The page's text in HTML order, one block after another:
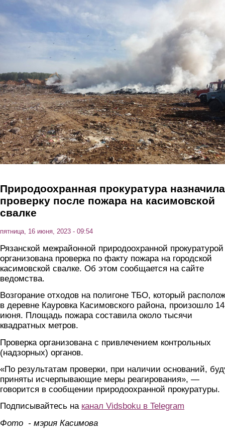
Перейти к основному содержанию
Природоохранная прокуратура назначила
проверку после пожара на касимовской
свалке
пятница, 16 июня, 2023 - 09:54
Рязанской межрайонной природоохранной прокуратурой
организована проверка по факту пожара на городской
касимовской свалке. Об этом сообщается на сайте
ведомства.
Возгорание отходов на полигоне ТБО, который
в деревне Кауровка Касимовского района, произошло 14
июня. Площадь пожара составила около тысячи
квадратных метров.
Проверка организована с привлечением контрольных
(надзорных) органов.
«По результатам проверки, при наличии оснований,
приняты исчерпывающие меры реагирования», —
говорится в сообщении природоохранной прокуратуры.
Подписывайтесь на канал Vidsboku в Telegram
Фото - мэрия Касимова